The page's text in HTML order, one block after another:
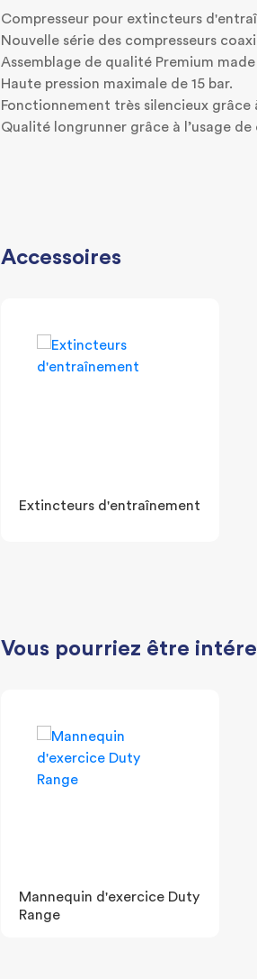
Compresseur pour extincteurs
Nouvelle série des compresseurs
Assemblage de qualité Premium made
Haute pression maximale de 15 bar.
Fonctionnement très silencieux
Qualité longrunner grâce à l’usage
Accessoires
Extincteurs d'entraînement
Vous pourriez être
Mannequin d'exercice Duty
Range